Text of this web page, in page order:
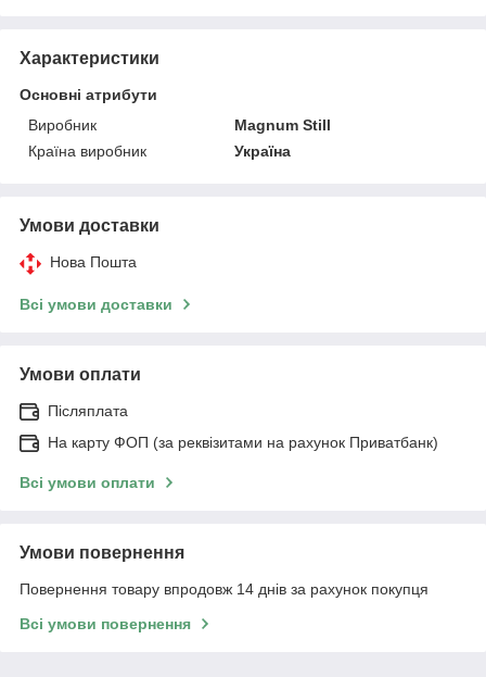
Характеристики
Основні атрибути
Виробник
Magnum Still
Країна виробник
Україна
Умови доставки
Нова Пошта
Всі умови доставки
Умови оплати
Післяплата
На карту ФОП (за реквізитами на рахунок Приватбанк)
Всі умови оплати
Умови повернення
Повернення товару впродовж 14 днів за рахунок покупця
Всі умови повернення